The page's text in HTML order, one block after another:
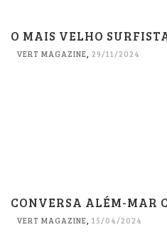
O MAIS VELHO
VERT MAGAZINE, 29/11/2024
CONVERSA ALÉM-MAR
VERT MAGAZINE, 15/04/2024